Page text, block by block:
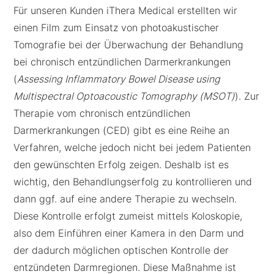
Für unseren Kunden iThera Medical erstellten wir
einen Film zum Einsatz von photoakustischer
Tomografie bei der Überwachung der Behandlung
bei chronisch entzündlichen Darmerkrankungen
(Assessing Inflammatory Bowel Disease using
Multispectral Optoacoustic Tomography (MSOT)). Zur
Therapie vom chronisch entzündlichen
Darmerkrankungen (CED) gibt es eine Reihe an
Verfahren, welche jedoch nicht bei jedem Patienten
den gewünschten Erfolg zeigen. Deshalb ist es
wichtig, den Behandlungserfolg zu kontrollieren und
dann ggf. auf eine andere Therapie zu wechseln.
Diese Kontrolle erfolgt zumeist mittels Koloskopie,
also dem Einführen einer Kamera in den Darm und
der dadurch möglichen optischen Kontrolle der
entzündeten Darmregionen. Diese Maßnahme ist